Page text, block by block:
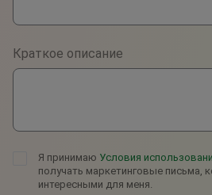
Viber
Telegram
Краткое описание
Я принимаю Условия
получать маркетинговые письма,
интересными для меня.